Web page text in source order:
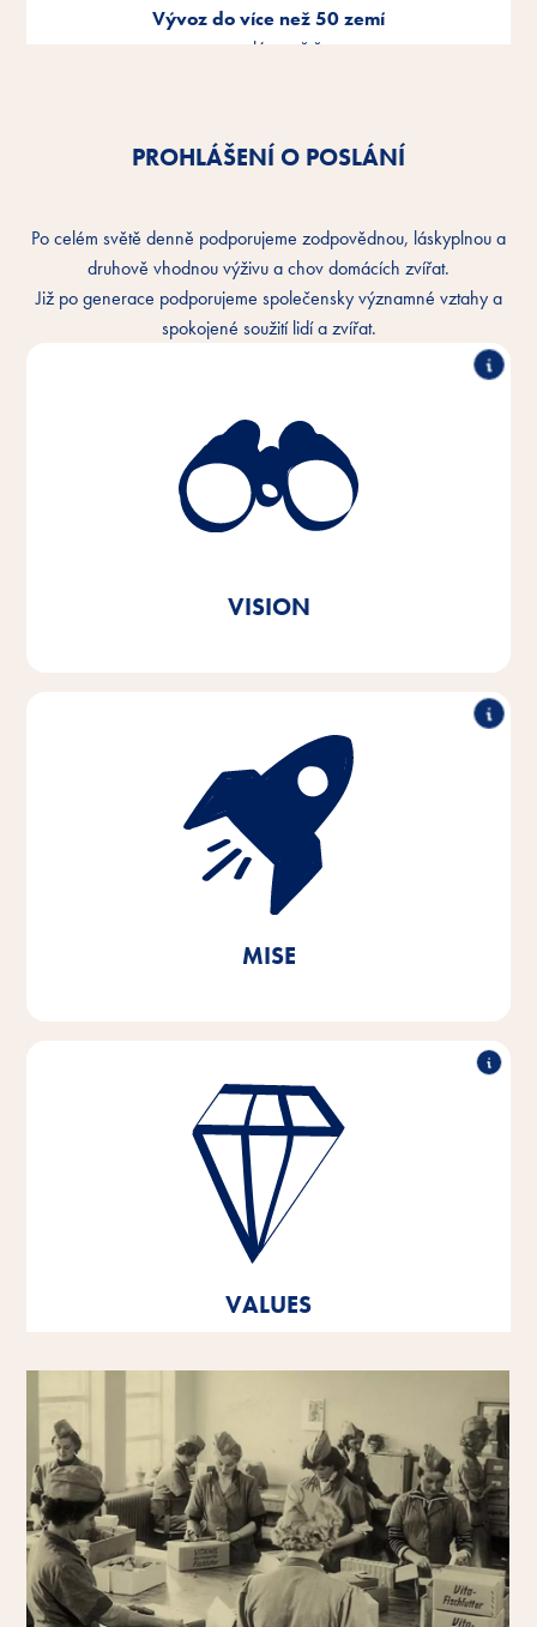
Vývoz do více než 50 zemí
po celém světě.
PROHLÁŠENÍ O POSLÁNÍ
Po celém světě denně podporujeme zodpovědnou, láskyplnou a
druhově vhodnou výživu a chov domácích zvířat.
Již po generace podporujeme společensky významné vztahy a
spokojené soužití lidí a zvířat.
VISION
Chápeme důvěrné pouto mezi lidmi a zvířaty a
chceme toto pouto každý den zlepšovat. V každém
zvířecím domově a všude na světě.
MISE
S nadšením a empatií pro potřeby domácích mazlíčků
a jejich majitelů vyvíjíme, vyrábíme a distribuujeme
inovativní, vysoce kvalitní a na potřeby zaměřené
produkty. Prostřednictvím udržitelných opatření
přispíváme k ochraně životně důležitých přírodních
zdrojů.
VALUES
Vynikající výkonnost, partnerská spolupráce,
inovativní síla a odpovědné jednání - to jsou pilíře, na
kterých jsou založeny hodnoty naší společnosti.
Tyto základní hodnoty jsou základem a orientací pro
naše myšlení a jednání a pomáhají nám rozvíjet se a
růst - jako jednotlivým osobnostem i jako společnosti.